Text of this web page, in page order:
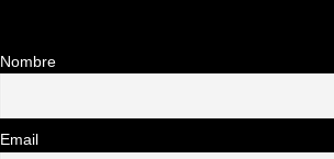
Nombre
Email